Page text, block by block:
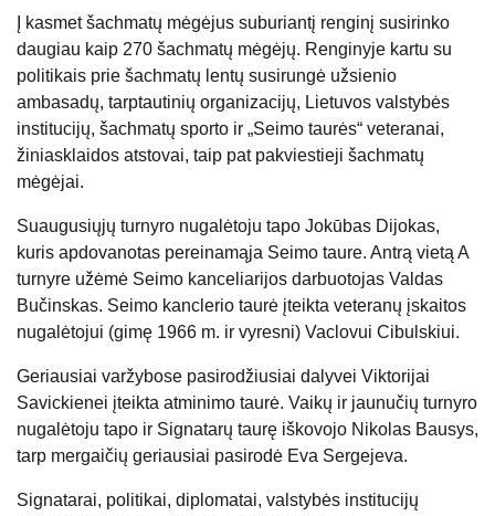
Į kasmet šachmatų mėgėjus suburiantį renginį susirinko
daugiau kaip 270 šachmatų mėgėjų. Renginyje kartu su
politikais prie šachmatų lentų susirungė užsienio
ambasadų, tarptautinių organizacijų, Lietuvos valstybės
institucijų, šachmatų sporto ir „Seimo taurės“ veteranai,
žiniasklaidos atstovai, taip pat pakviestieji šachmatų
mėgėjai.
Suaugusiųjų turnyro nugalėtoju tapo Jokūbas Dijokas,
kuris apdovanotas pereinamąja Seimo taure. Antrą vietą A
turnyre užėmė Seimo kanceliarijos darbuotojas Valdas
Bučinskas. Seimo kanclerio taurė įteikta veteranų įskaitos
nugalėtojui (gimę 1966 m. ir vyresni) Vaclovui Cibulskiui.
Geriausiai varžybose pasirodžiusiai dalyvei Viktorijai
Savickienei įteikta atminimo taurė. Vaikų ir jaunučių turnyro
nugalėtoju tapo ir Signatarų taurę iškovojo Nikolas Bausys,
tarp mergaičių geriausiai pasirodė Eva Sergejeva.
Signatarai, politikai, diplomatai, valstybės institucijų